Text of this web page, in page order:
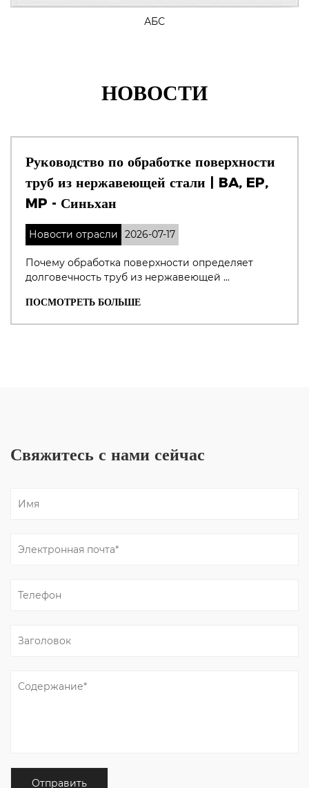
АБС
НОВОСТИ
Руководство по обработке поверхности
труб из нержавеющей стали | BA, EP,
MP - Синьхан
Новости отрасли 2026-07-17
Почему обработка поверхности определяет
долговечность труб из нержавеющей ...
ПОСМОТРЕТЬ БОЛЬШЕ
Свяжитесь с нами сейчас